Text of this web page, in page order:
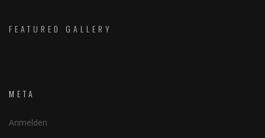
FEATURED GALLERY
META
Anmelden